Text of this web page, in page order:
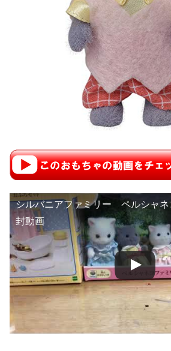
シルバニアファミリー ペルシャネ
封動画